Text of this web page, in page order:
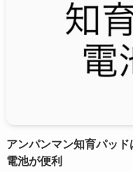
アンパンマン知育パッ
電池が便利